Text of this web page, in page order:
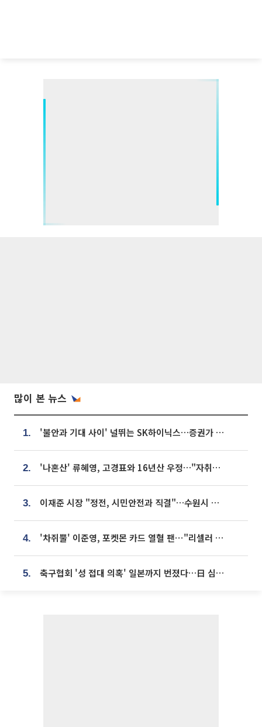
많이 본 뉴스
1. '불안과 기대 사이' 널뛰는 SK하이닉스…증권가 "HBM4·LTA 기반 펀터멘털 견고"
2. '나혼산' 류혜영, 고경표와 16년산 우정…"자취방서 부모님과 마주쳐"
3. 이재준 시장 "정전, 시민안전과 직결"…수원시 비상대응체계 가동
4. '차쥐뿔' 이준영, 포켓몬 카드 열혈 팬⋯"리셀러 처단할 것"
5. 축구협회 '성 접대 의혹' 일본까지 번졌다…日 심판 실명 공개